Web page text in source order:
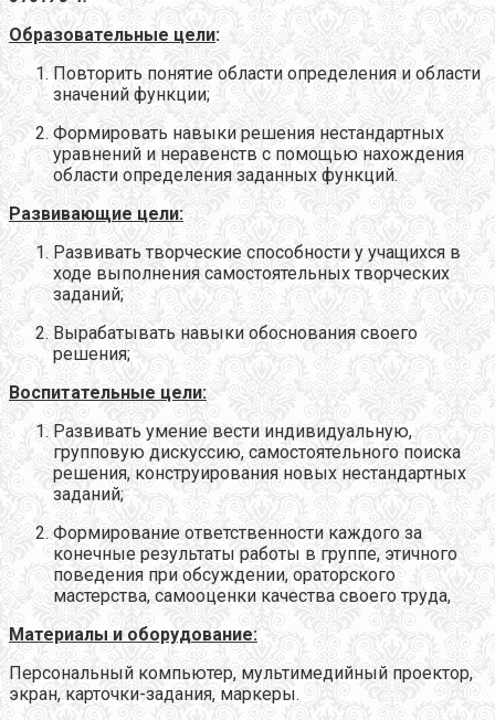
Образовательные цели:
Повторить понятие области определения и области
значений функции;
Формировать навыки решения нестандартных
уравнений и неравенств с помощью нахождения
области определения заданных функций.
Развивающие цели:
Развивать творческие способности у учащихся в
ходе выполнения самостоятельных творческих
заданий;
Вырабатывать навыки обоснования своего
решения;
Воспитательные цели:
Развивать умение вести индивидуальную,
групповую дискуссию, самостоятельного поиска
решения, конструирования новых нестандартных
заданий;
Формирование ответственности каждого за
конечные результаты работы в группе, этичного
поведения при обсуждении, ораторского
мастерства, самооценки качества своего труда,
Материалы и оборудование:
Персональный компьютер, мультимедийный проектор,
экран, карточки-задания, маркеры.